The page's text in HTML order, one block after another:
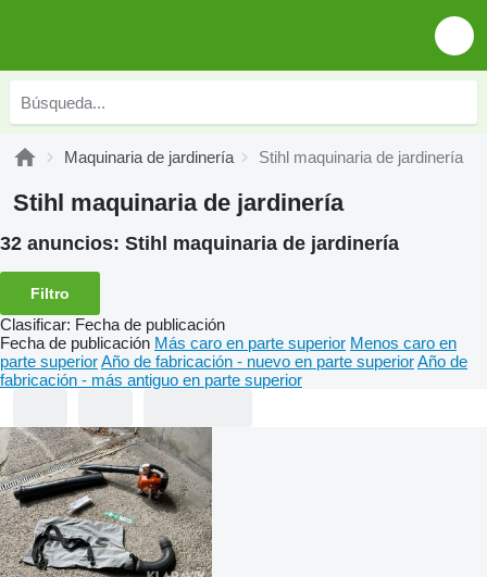
Maquinaria de jardinería Stihl maquinaria de jardinería
Stihl maquinaria de jardinería
32 anuncios: Stihl maquinaria de jardinería
Filtro
Clasificar: Fecha de publicación
Fecha de publicación Más caro en parte superior Menos caro en
parte superiorAño de fabricación - nuevo en parte superiorAño de
fabricación - más antiguo en parte superior